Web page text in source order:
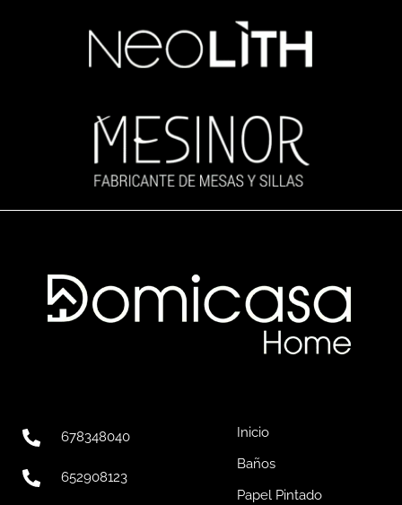
678348040
652908123
Inicio
Baños
Papel Pintado